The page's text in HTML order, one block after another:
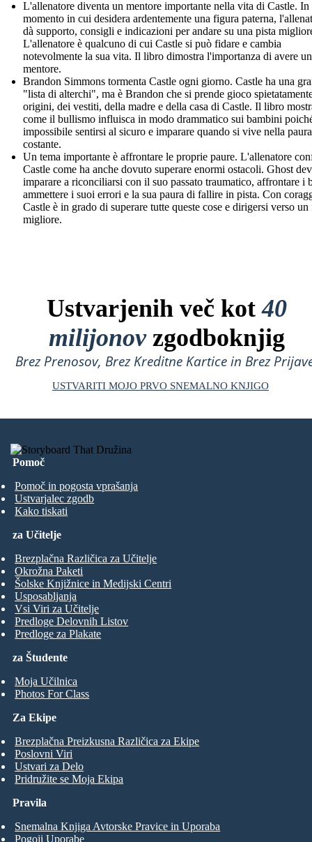
L'allenatore diventa un mentore importante nella vita di Castle. In
momento in cui desidera ardentemente una figura paterna,
dà supporto, consigli e indicazioni per andare su una pista
L'allenatore è qualcuno di cui Castle si può fidare e cambia
notevolmente la sua vita. Il libro dimostra l'importanza di avere un
mentore.
Brandon Simmons tormenta Castle ogni giorno. Castle ha una
"lista di alterchi", ma è Brandon che si prende gioco
origini, dei vestiti, della madre e della casa di Castle. Il libro
come il bullismo influisca in modo drammatico sui bambini
impossibile sentirsi al sicuro e imparare quando si vive nella paura
costante.
Un tema importante è affrontare le proprie paure. L'allenatore
Castle come ha anche dovuto superare enormi ostacoli. Ghost
imparare a riconciliarsi con il suo passato traumatico, affrontare i
ammettere i suoi errori e la sua paura di fallire in pista. Con
Castle è in grado di superare tutte queste cose e dirigersi verso
migliore.
Ustvarjenih več kot40
milijonovzgodboknjig
Brez Prenosov, Brez Kreditne Kartice in Brez
USTVARITI MOJO PRVO SNEMALNO KNJIGO
Pomoč
Pomoč in pogosta vprašanja
Ustvarjalec zgodb
Kako tiskati
za Študente
Moja Učilnica
Photos For Class
za Učitelje
Brezplačna Različica za Učitelje
Okrožna Paketi
Šolske Knjižnice in Medijski Centri
Usposabljanja
Vsi Viri za Učitelje
Predloge Delovnih Listov
Predloge za Plakate
Za Ekipe
Brezplačna Preizkusna Različica za Ekipe
Poslovni Viri
Ustvari za Delo
Pridružite se Moja Ekipa
Pravila
Snemalna Knjiga Avtorske Pravice in Uporaba
Pogoji Uporabe